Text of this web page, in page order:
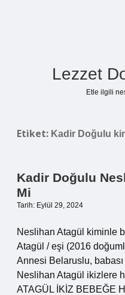
Lezzet
Etle ilgili
Etiket: Kadir Doğulu
Kadir Doğulu
Mi
Tarih: Eylül 29, 2024
Neslihan Atagül kiminle
Atagül / eşi (2016
Annesi Belaruslu,
Neslihan Atagül ikizlere
ATAGÜL İKİZ BEBEĞE